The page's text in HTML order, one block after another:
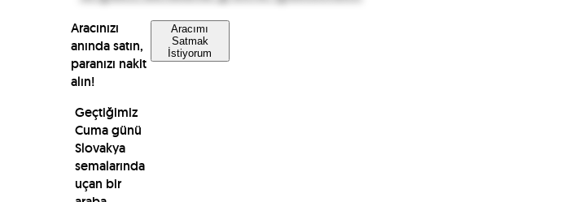
Aracınızı
anında satın,
paranızı nakit
alın!
Aracımı
Satmak
İstiyorum
Geçtiğimiz
Cuma günü
Slovakya
semalarında
uçan bir